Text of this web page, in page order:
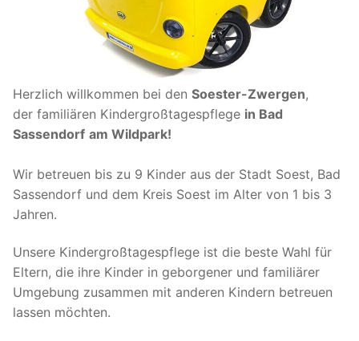
Herzlich willkommen bei den Soester-Zwergen,
der familiären Kindergroßtagespflege in Bad
Sassendorf am Wildpark!
Wir betreuen bis zu 9 Kinder aus der Stadt Soest, Bad
Sassendorf und dem Kreis Soest im Alter von 1 bis 3
Jahren.
Unsere Kindergroßtagespflege ist die beste Wahl für
Eltern, die ihre Kinder in geborgener und familiärer
Umgebung zusammen mit anderen Kindern betreuen
lassen möchten.